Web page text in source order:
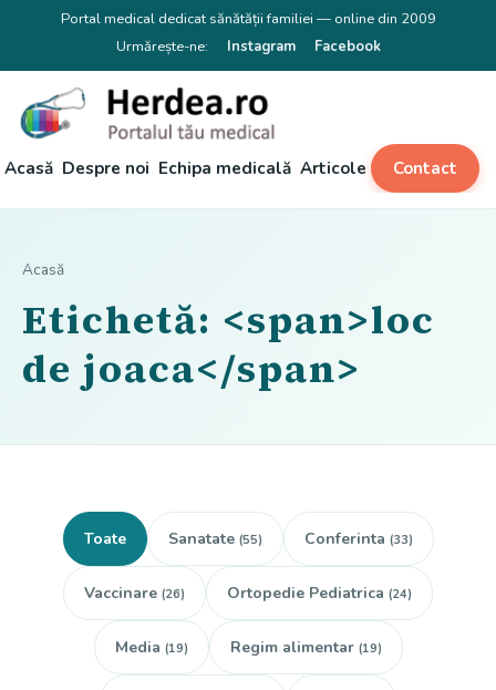
Portal medical dedicat sănătății familiei — online din 2009
Urmărește-ne:
Instagram Facebook
Acasă Despre noi Echipa medicală Articole Contact
Acasă
Etichetă: <span>loc
de joaca</span>
Toate Sanatate (55) Conferinta (33)
Vaccinare (26) Ortopedie Pediatrica (24)
Media (19) Regim alimentar (19)